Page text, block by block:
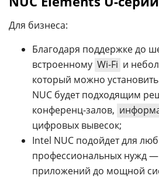
Для бизнеса:
Благодаря поддержке до
встроенному Wi-Fi и
который можно
NUC будет подходящим
конференц-залов,
цифровых вывесок;
Intel NUC подойдет для
профессиональных нужд
приложений до мощной